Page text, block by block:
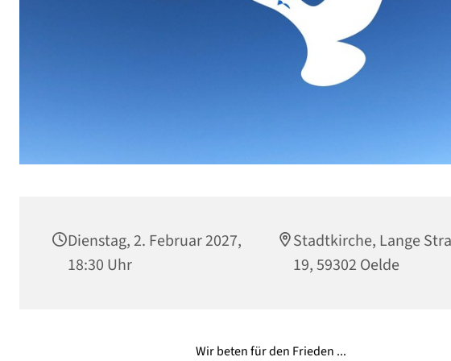
Dienstag, 2. Februar 2027,
18:30 Uhr
Stadtkirche, Lange
19, 59302 Oelde
Wir beten für den Frieden ...